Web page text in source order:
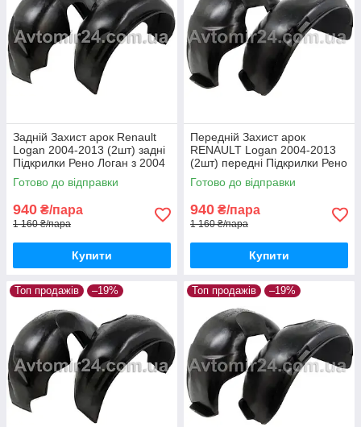
Задній Захист арок Renault
Logan 2004-2013 (2шт) задні
Підкрилки Рено Логан з 2004
до 2013 пара задніх
Готово до відправки
940 ₴/пара
1 160 ₴/пара
Купити
Передній Захист арок
RENAULT Logan 2004-2013
(2шт) передні Підкрилки Рено
Логан з 2004 до 2013 пара
передніх
Готово до відправки
940 ₴/пара
1 160 ₴/пара
Купити
Топ продажів –19% Топ продажів –19%